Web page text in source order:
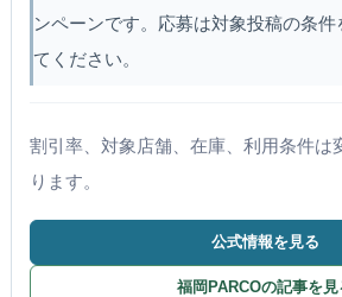
ンペーンです。応募は対象投稿の条
てください。
割引率、対象店舗、在庫、利用条件は
ります。
公式情報を見る
福岡PARCOの記事を見